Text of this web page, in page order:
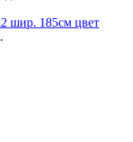
шир. 185см цвет